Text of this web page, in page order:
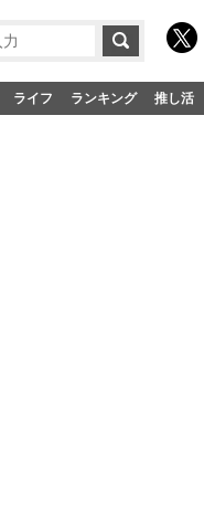
ライフ ランキング 推し活